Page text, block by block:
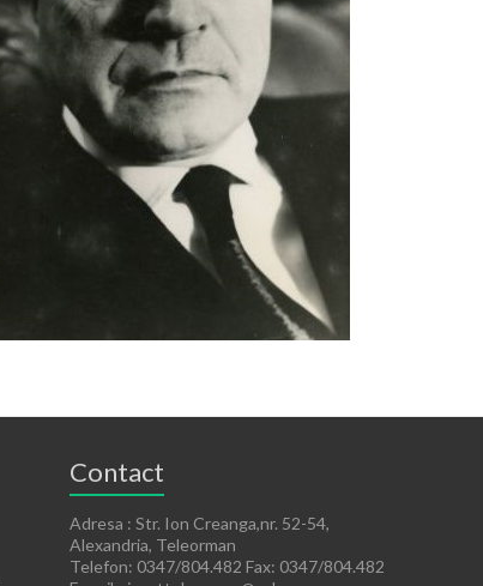
Contact
Adresa : Str. Ion Creanga,nr. 52-54,
Alexandria, Teleorman
Telefon: 0347/804.482 Fax: 0347/804.482